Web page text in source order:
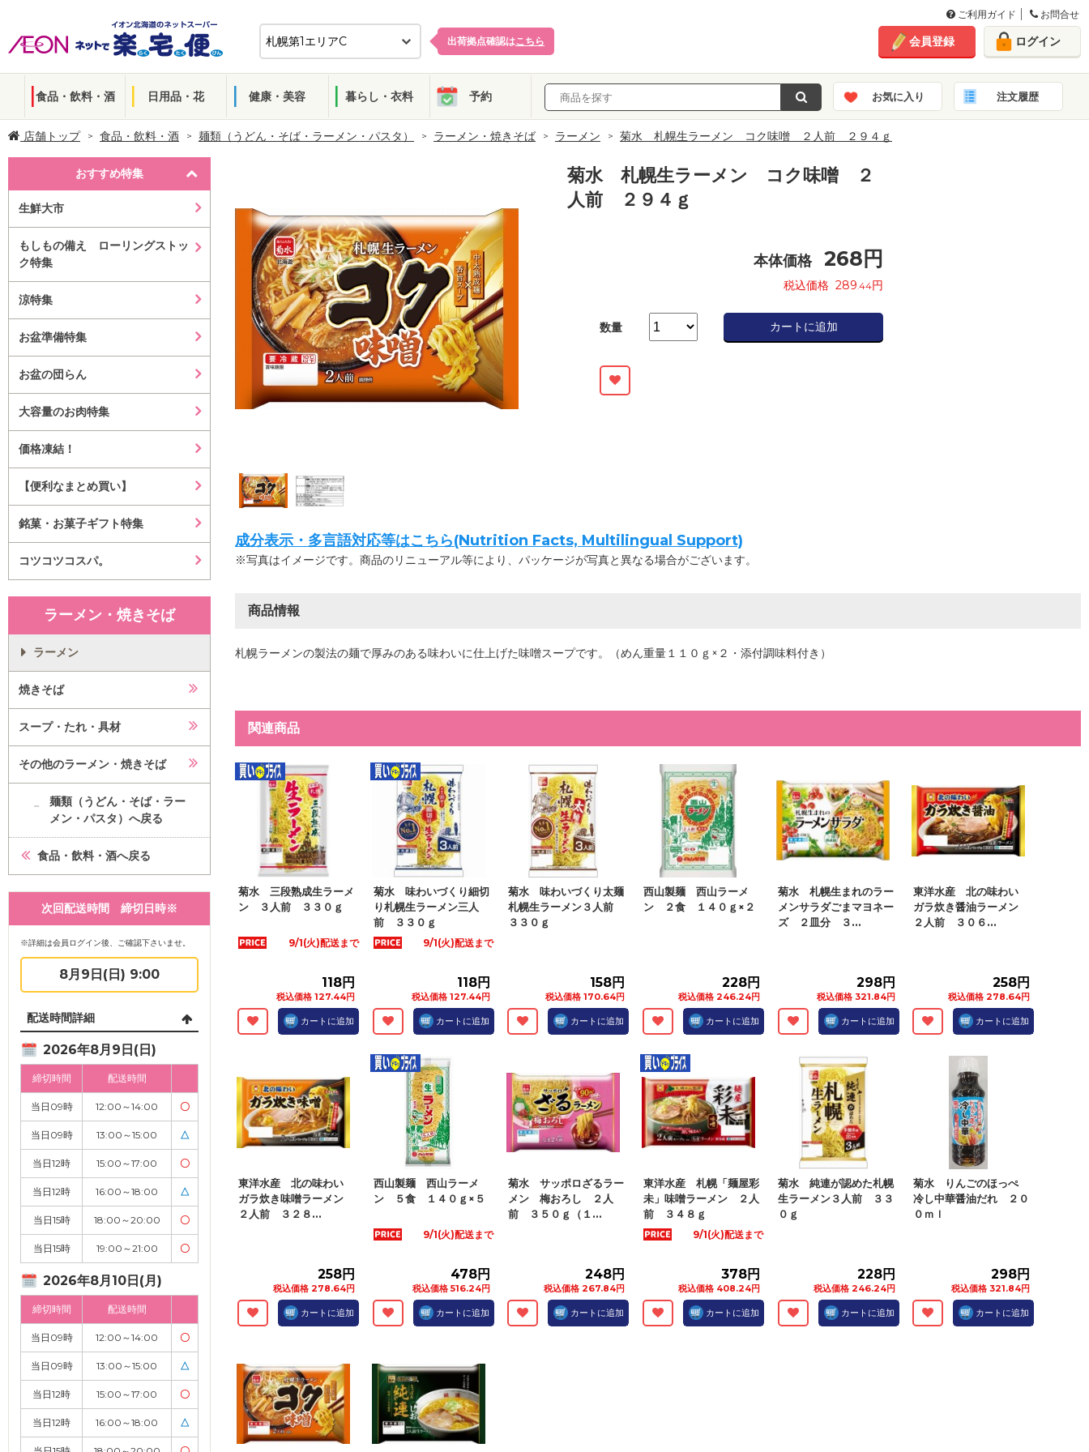
ご利用ガイド お問合せ
出荷拠点確認はこちら 会員登録 ログイン
食品・飲料・酒 日用品・花 健康・美容 暮らし・衣料 予約 お気に入り 注文履歴
店舗トップ 食品・飲料・酒 麺類（うどん・そば・ラーメン・パスタ） ラーメン・焼きそば ラーメン 菊水 札幌生ラーメン コク味噌 ２人前 ２９４ｇ
おすすめ特集
生鮮大市
もしもの備え ローリングストッ
ク特集
涼特集
お盆準備特集
お盆の団らん
大容量のお肉特集
価格凍結！
【便利なまとめ買い】
銘菓・お菓子ギフト特集
コツコツコスパ。
ラーメン・焼きそば
ラーメン
焼きそば
スープ・たれ・具材
その他のラーメン・焼きそば
麺類（うどん・そば・ラー
メン・パスタ）へ戻る
食品・飲料・酒へ戻る
次回配送時間 締切日時※
※詳細は会員ログイン後、ご確認下さいませ。
8月9日(日) 9:00
配送時間詳細
2026年8月9日(日)
締切時間 配送時間
当日09時 12:00～14:00 〇
当日09時 13:00～15:00 △
当日12時 15:00～17:00 〇
当日12時 16:00～18:00 △
当日15時 18:00～20:00 〇
当日15時 19:00～21:00 〇
2026年8月10日(月)
締切時間 配送時間
当日09時 12:00～14:00 〇
当日09時 13:00～15:00 △
当日12時 15:00～17:00 〇
当日12時 16:00～18:00 △
菊水 札幌生ラーメン コク味噌 ２
人前 ２９４ｇ
本体価格 268 円
税込価格 289.44円
数量 カートに追加
成分表示・多言語対応等はこちら(Nutrition Facts, Multilingual Support)
※写真はイメージです。商品のリニューアル等により、パッケージが写真と異なる場合がございます。
商品情報
札幌ラーメンの製法の麺で厚みのある味わいに仕上げた味噌スープです。（めん重量１１０ｇ×２・添付調味料付き）
関連商品
菊水 三段熟成生ラーメ
ン ３人前 ３３０ｇ
9/1(火)配送まで
118円
税込価格 127.44円
カートに追加
菊水 味わいづくり細切
り札幌生ラーメン三人
前 ３３０ｇ
9/1(火)配送まで
118円
税込価格 127.44円
カートに追加
菊水 味わいづくり太麺
札幌生ラーメン３人前
３３０ｇ
158円
税込価格 170.64円
カートに追加
西山製麺 西山ラーメ
ン ２食 １４０ｇ×２
228円
税込価格 246.24円
カートに追加
菊水 札幌生まれのラー
メンサラダごまマヨネー
ズ ２皿分 ３...
298円
税込価格 321.84円
カートに追加
東洋水産 北の味わい
ガラ炊き醤油ラーメン
２人前 ３０６...
258円
税込価格 278.64円
カートに追加
東洋水産 北の味わい
ガラ炊き味噌ラーメン
２人前 ３２８...
258円
税込価格 278.64円
カートに追加
西山製麺 西山ラーメ
ン ５食 １４０ｇ×５
9/1(火)配送まで
478円
税込価格 516.24円
カートに追加
菊水 サッポロざるラー
メン 梅おろし ２人
前 ３５０ｇ（１...
248円
税込価格 267.84円
カートに追加
東洋水産 札幌「麺屋彩
未」味噌ラーメン ２人
前 ３４８ｇ
9/1(火)配送まで
378円
税込価格 408.24円
カートに追加
菊水 純連が認めた札幌
生ラーメン３人前 ３３
０ｇ
228円
税込価格 246.24円
カートに追加
菊水 りんごのほっぺ
冷し中華醤油だれ ２０
０ｍｌ
298円
税込価格 321.84円
カートに追加